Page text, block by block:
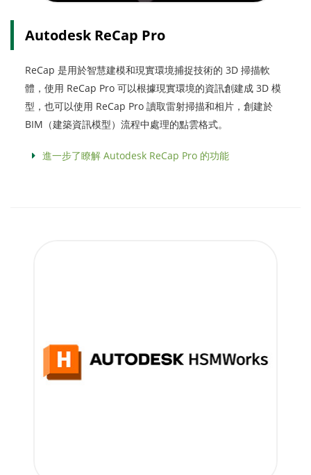
Autodesk ReCap Pro
ReCap 是用於智慧建模和現實環境捕捉技術的 3D 掃描軟
體，使用 ReCap Pro 可以根據現實環境的資訊創建成 3D 模
型，也可以使用 ReCap Pro 讀取雷射掃描和相片，創建於
BIM（建築資訊模型）流程中處理的點雲格式。
進一步了瞭解 Autodesk ReCap Pro 的功能